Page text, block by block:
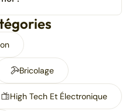
Bricolage
High Tech Et Électronique